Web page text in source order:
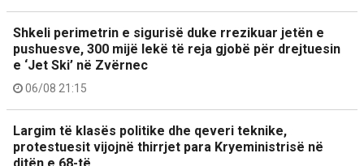
Shkeli perimetrin e sigurisë duke rrezikuar jetën e
pushuesve, 300 mijë lekë të reja gjobë për drejtuesin
e ‘Jet Ski’ në Zvërnec
06/08 21:15
Largim të klasës politike dhe qeveri teknike,
protestuesit vijojnë thirrjet para Kryeministrisë në